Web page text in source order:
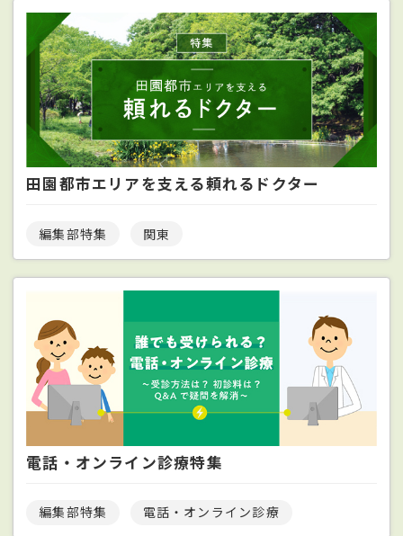
田園都市エリアを支える頼れるドクター
編集部特集 関東
電話・オンライン診療特集
編集部特集 電話・オンライン診療